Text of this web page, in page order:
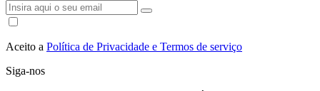
Aceito a Política de Privacidade e Termos de serviço
Siga-nos